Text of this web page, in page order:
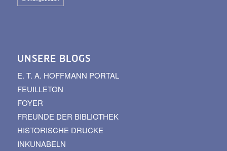
UNSERE BLOGS
E. T. A. HOFFMANN PORTAL
FEUILLETON
FOYER
FREUNDE DER BIBLIOTHEK
HISTORISCHE DRUCKE
INKUNABELN